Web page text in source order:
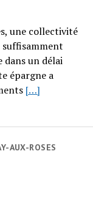
une collectivité
un délai
épargne a
[…]
AUX-ROSES